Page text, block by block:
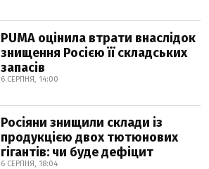
PUMA оцінила втрати внаслідок
знищення Росією її складських
запасів
6 СЕРПНЯ, 14:00
Росіяни знищили склади із
продукцією двох тютюнових
гігантів: чи буде дефіцит
6 СЕРПНЯ, 18:04